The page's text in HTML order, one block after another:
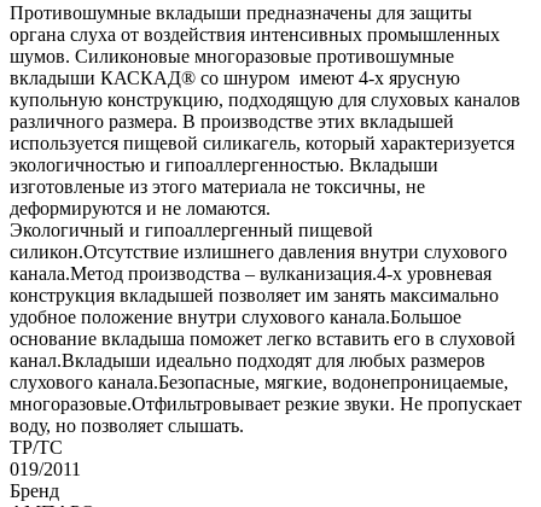
Противошумные вкладыши предназначены для защиты
органа слуха от воздействия интенсивных промышленных
шумов. Силиконовые многоразовые противошумные
вкладыши КАСКАД® со шнуром имеют 4-х ярусную
купольную конструкцию, подходящую для слуховых каналов
различного размера. В производстве этих вкладышей
используется пищевой силикагель, который характеризуется
экологичностью и гипоаллергенностью. Вкладыши
изготовленые из этого материала не токсичны, не
деформируются и не ломаются.
Экологичный и гипоаллергенный пищевой
силикон.Отсутствие излишнего давления внутри слухового
канала.Метод производства – вулканизация.4-х уровневая
конструкция вкладышей позволяет им занять максимально
удобное положение внутри слухового канала.Большое
основание вкладыша поможет легко вставить его в слуховой
канал.Вкладыши идеально подходят для любых размеров
слухового канала.Безопасные, мягкие, водонепроницаемые,
многоразовые.Отфильтровывает резкие звуки. Не пропускает
воду, но позволяет слышать.
ТР/ТС
019/2011
Бренд